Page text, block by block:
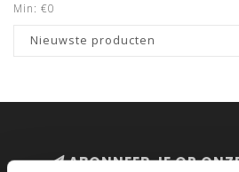
Min: €0
Nieuwste producten
ABONNEER JE OP